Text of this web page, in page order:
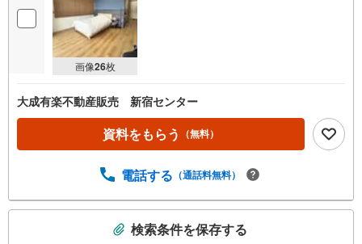
画像26枚
大成有楽不動産販売 新宿センター
資料をもらう （無料）
電話する （通話料無料）
検索条件を保存する